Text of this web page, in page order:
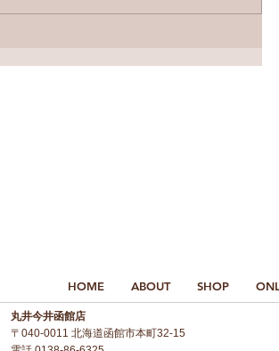
HOME ABOUT SHOP
丸井今井函館店
〒040-0011 北海道函館市本町32-15